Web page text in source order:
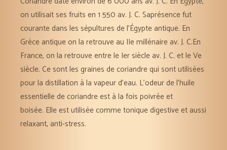
on utilisait ses fruits en 1 550 av. J. C. Saprésence fut
courante dans les sépultures de l’Égypte antique. En
Grèce antique on la retrouve au IIe millénaire av. J. C.En
France, on la retrouve entre le Ier siècle av. J. C. et le Ve
siècle. Ce sont les graines de coriandre qui sont utilisées
pour la distillation à la vapeur d’eau. L’odeur de l’huile
essentielle de coriandre est à la fois poivrée et
boisée. Elle est utilisée comme tonique digestive et aussi
relaxant, anti-stress.